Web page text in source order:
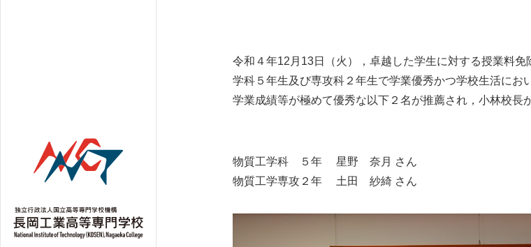
令和４年12月13日（火），卓越した学生に対する授業料免
学科５年生及び専攻科２年生で学業優秀かつ学校生活にお
学業成績等が極めて優秀な以下２名が推薦され，小林校長
物質工学科 ５年 星野 奈月 さん
物質工学専攻２年 土田 紗綺 さん